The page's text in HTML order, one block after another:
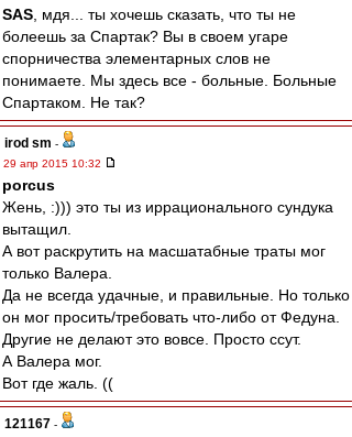
SAS , мдя... ты хочешь сказать, что ты не
болеешь за Спартак? Вы в своем угаре
спорничества элементарных слов не
понимаете. Мы здесь все - больные. Больные
Спартаком. Не так?
irod sm -
29 апр 2015 10:32
porcus
Жень, :))) это ты из иррационального сундука
вытащил.
А вот раскрутить на масшатабные траты мог
только Валера.
Да не всегда удачные, и правильные. Но только
он мог просить/требовать что-либо от Федуна.
Другие не делают это вовсе. Просто ссут.
А Валера мог.
Вот где жаль. ((
121167 -